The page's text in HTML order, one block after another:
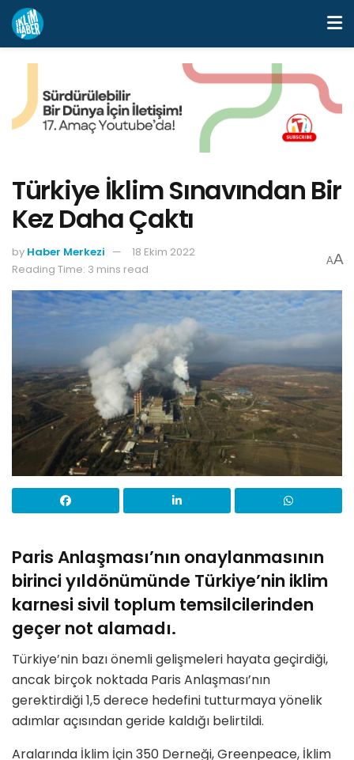
Türkiye İklim Sınavından Bir
Kez Daha Çaktı
by Haber Merkezi
18 Ekim 2022
Reading Time: 3 mins read
AA
Paris Anlaşması’nın onaylanmasının
birinci yıldönümünde Türkiye’nin iklim
karnesi sivil toplum temsilcilerinden
geçer not alamadı.
Türkiye’nin bazı önemli gelişmeleri hayata geçirdiği,
ancak birçok noktada Paris Anlaşması’nın
gerektirdiği 1,5 derece hedefini tutturmaya yönelik
adımlar açısından geride kaldığı belirtildi.
Aralarında İklim İçin 350 Derneği, Greenpeace, İklim